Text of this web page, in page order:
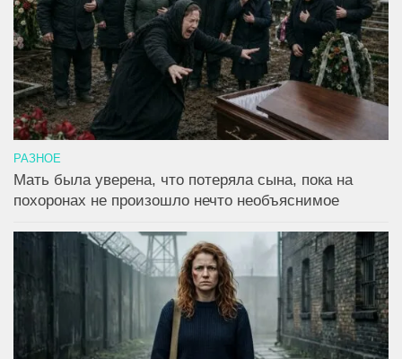
РАЗНОЕ
Мать была уверена, что потеряла сына, пока на
похоронах не произошло нечто необъяснимое